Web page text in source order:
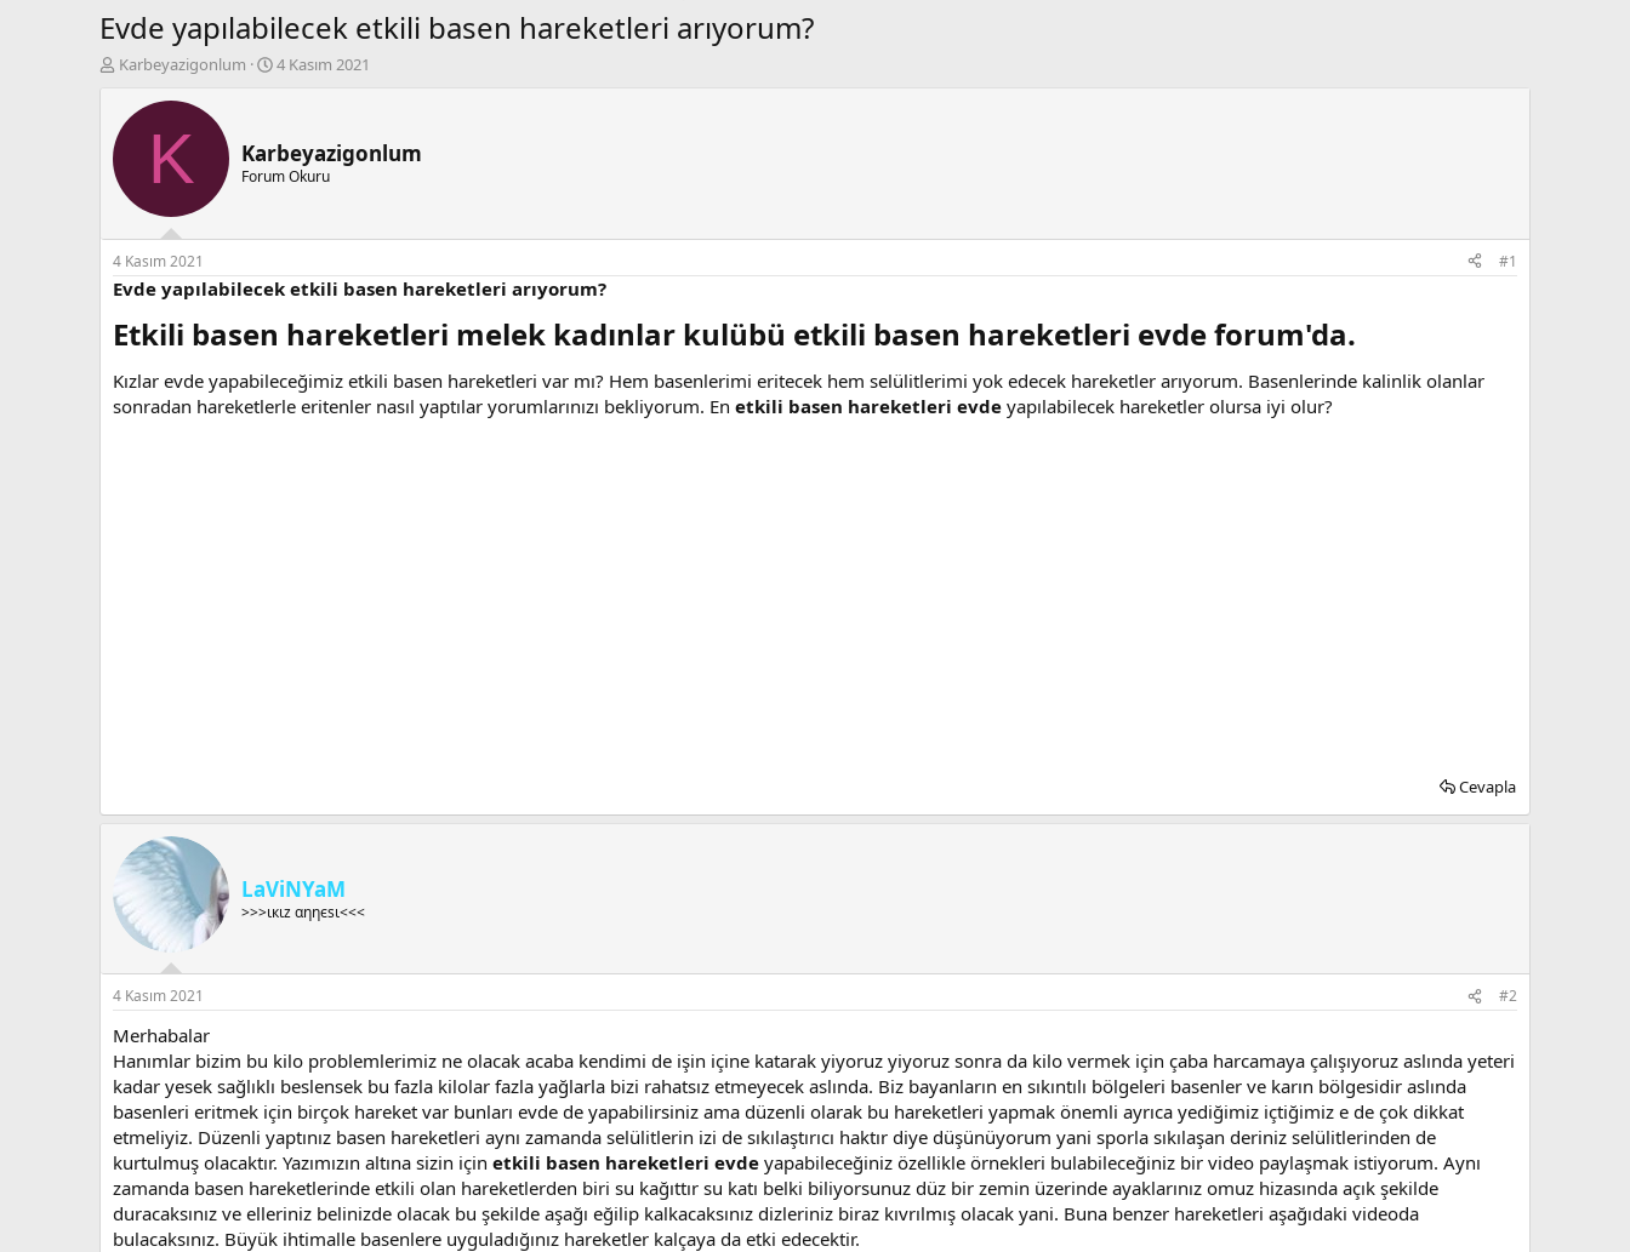
Evde yapılabilecek etkili basen hareketleri arıyorum?
K
b
u
a
ş
l
a
t
a
Karbeyazigonlum
B
a
n
ç
a
r
h
4 Kasım 2021
K Karbeyazigonlum
Forum Okuru
4 Kasım 2021 #1
Evde yapılabilecek etkili basen hareketleri arıyorum?
Etkili basen hareketleri melek kadınlar kulübü etkili basen hareketleri evde forum'da.​
Kızlar evde yapabileceğimiz etkili basen hareketleri var mı? Hem basenlerimi eritecek hem selülitlerimi yok edecek hareketler arıyorum. Basenlerinde kalinlik olanlar
sonradan hareketlerle eritenler nasıl yaptılar yorumlarınızı bekliyorum. En etkili basen hareketleri evde yapılabilecek hareketler olursa iyi olur?
Cevapla
LaViNYaM
>>>ιкιz αηηєѕι<<<
4 Kasım 2021 #2
Merhabalar
Hanımlar bizim bu kilo problemlerimiz ne olacak acaba kendimi de işin içine katarak yiyoruz yiyoruz sonra da kilo vermek için çaba harcamaya çalışıyoruz aslında yeteri
kadar yesek sağlıklı beslensek bu fazla kilolar fazla yağlarla bizi rahatsız etmeyecek aslında. Biz bayanların en sıkıntılı bölgeleri basenler ve karın bölgesidir aslında
basenleri eritmek için birçok hareket var bunları evde de yapabilirsiniz ama düzenli olarak bu hareketleri yapmak önemli ayrıca yediğimiz içtiğimiz e de çok dikkat
etmeliyiz. Düzenli yaptınız basen hareketleri aynı zamanda selülitlerin izi de sıkılaştırıcı haktır diye düşünüyorum yani sporla sıkılaşan deriniz selülitlerinden de
kurtulmuş olacaktır. Yazımızın altına sizin için etkili basen hareketleri evde yapabileceğiniz özellikle örnekleri bulabileceğiniz bir video paylaşmak istiyorum. Aynı
zamanda basen hareketlerinde etkili olan hareketlerden biri su kağıttır su katı belki biliyorsunuz düz bir zemin üzerinde ayaklarınız omuz hizasında açık şekilde
duracaksınız ve elleriniz belinizde olacak bu şekilde aşağı eğilip kalkacaksınız dizleriniz biraz kıvrılmış olacak yani. Buna benzer hareketleri aşağıdaki videoda
bulacaksınız. Büyük ihtimalle basenlere uyguladığınız hareketler kalçaya da etki edecektir.